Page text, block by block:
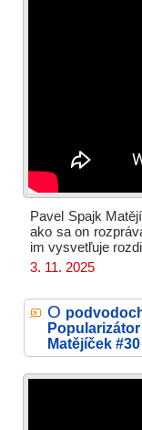
Pavel Spajk
ako sa on
im vysvetľuje
3. 11. 2025
O
Matějíček #30